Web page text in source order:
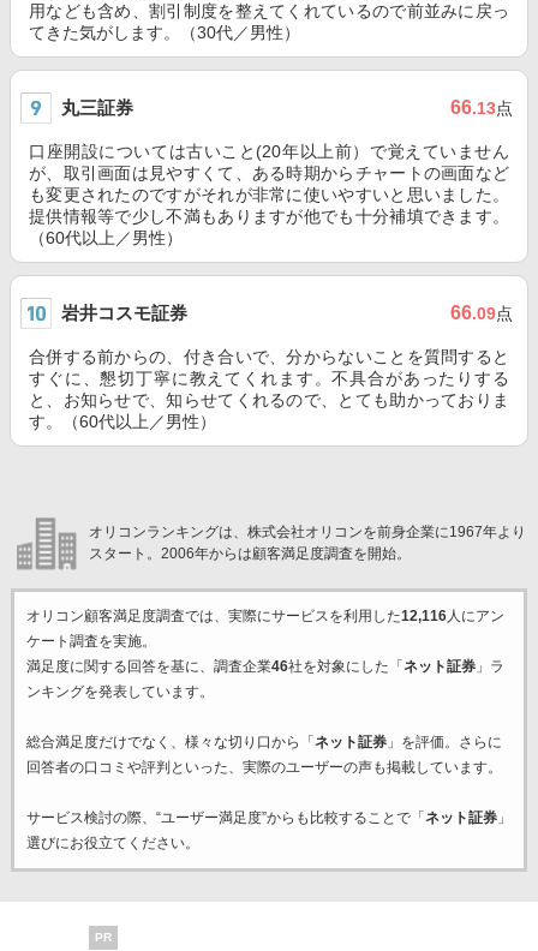
用なども含め、割引制度を整えてくれているので前並みに戻っ
てきた気がします。（30代／男性）
丸三証券 66.13点
口座開設については古いこと(20年以上前）で覚えていません
が、取引画面は見やすくて、ある時期からチャートの画面など
も変更されたのですがそれが非常に使いやすいと思いました。
提供情報等で少し不満もありますが他でも十分補填できます。
（60代以上／男性）
岩井コスモ証券 66.09点
合併する前からの、付き合いで、分からないことを質問すると
すぐに、懇切丁寧に教えてくれます。不具合があったりする
と、お知らせで、知らせてくれるので、とても助かっておりま
す。（60代以上／男性）
オリコンランキングは、株式会社オリコンを前身企業に1967年より
スタート。2006年からは顧客満足度調査を開始。
オリコン顧客満足度調査では、実際にサービスを利用した12,116人にアン
ケート調査を実施。
満足度に関する回答を基に、調査企業46社を対象にした「 ネット証券」ラ
ンキングを発表しています。
総合満足度だけでなく、様々な切り口から「 ネット証券」を評価。さらに
回答者の口コミや評判といった、実際のユーザーの声も掲載しています。
サービス検討の際、“ユーザー満足度”からも比較することで「 ネット証券」
選びにお役立てください。
PR